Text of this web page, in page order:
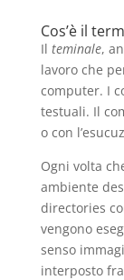
Cos’è il
Il teminale,
lavoro che
computer. I
testuali. Il
o con
Ogni volta
ambiente
directories
vengono
senso
interposto